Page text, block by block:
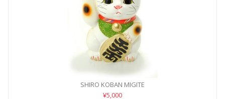
SHIRO KOBAN MIGITE
¥5,000